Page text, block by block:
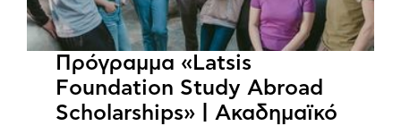
Πρόγραμμα «Latsis
Foundation Study Abroad
Scholarships» | Ακαδημαϊκό